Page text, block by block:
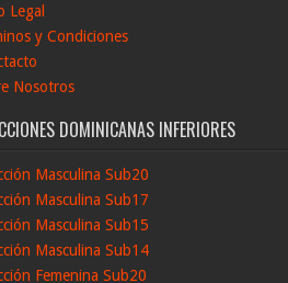
Legal
y Condiciones
Nosotros
DOMINICANAS INFERIORES
Masculina Sub20
Masculina Sub17
Masculina Sub15
Masculina Sub14
Femenina Sub20